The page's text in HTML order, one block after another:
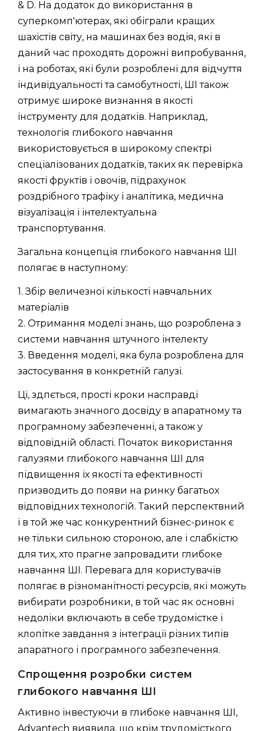
& D. На додаток до використання в
суперкомп'ютерах, які обіграли кращих
шахістів світу, на машинах без водія, які в
даний час проходять дорожні випробування,
і на роботах, які були розроблені для відчуття
індивідуальності та самобутності, ШІ також
отримує широке визнання в якості
інструменту для додатків. Наприклад,
технологія глибокого навчання
використовується в широкому спектрі
спеціалізованих додатків, таких як перевірка
якості фруктів і овочів, підрахунок
роздрібного трафіку і аналітика, медична
візуалізація і інтелектуальна
транспортування.
Загальна концепція глибокого навчання ШІ
полягає в наступному:
1. Збір величезної кількості навчальних
матеріалів
2. Отримання моделі знань, що розроблена з
системи навчання штучного інтелекту
3. Введення моделі, яка була розроблена для
застосування в конкретній галузі.
Ці, здпється, прості кроки насправді
вимагають значного досвіду в апаратному та
програмному забезпеченні, а також у
відповідній області. Початок використання
галузями глибокого навчання ШІ для
підвищення їх якості та ефективності
призводить до появи на ринку багатьох
відповідних технологій. Такий перспектвний
і в той же час конкурентний бізнес-ринок є
не тільки сильною стороною, але і слабкістю
для тих, хто прагне запровадити глибоке
навчання ШІ. Перевага для користувачів
полягає в різноманітності ресурсів, які можуть
вибирати розробники, в той час як основні
недоліки включають в себе трудомістке і
клопітке завдання з інтеграції різних типів
апаратного і програмного забезпечення.
Спрощення розробки систем
глибокого навчання ШI
Активно інвестуючи в глибоке навчання ШІ,
Advantech виявила, що крім трудомісткого